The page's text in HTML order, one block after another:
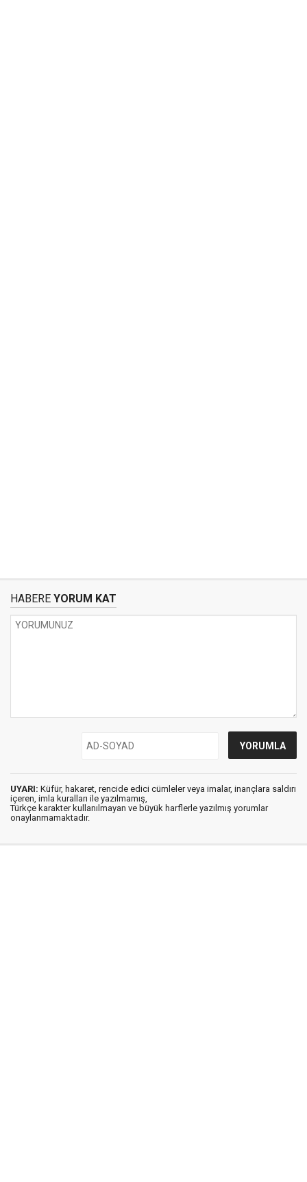
HABERE YORUM KAT
UYARI: Küfür, hakaret, rencide edici cümleler veya imalar, inançlara saldırı
içeren, imla kuralları ile yazılmamış,
Türkçe karakter kullanılmayan ve büyük harflerle yazılmış yorumlar
onaylanmamaktadır.